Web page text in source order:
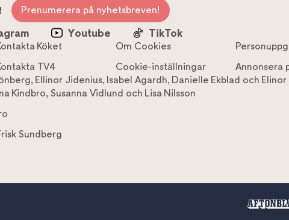
Prenumerera på nyhetsbreven!
Youtube TikTok
Köket Om Cookies
TV4 Cookie-inställningar
Annonsera
, Ellinor Jidenius, Isabel Agardh, Danielle Ekblad och
Kindbro, Susanna Vidlund och Lisa Nilsson
Sundberg